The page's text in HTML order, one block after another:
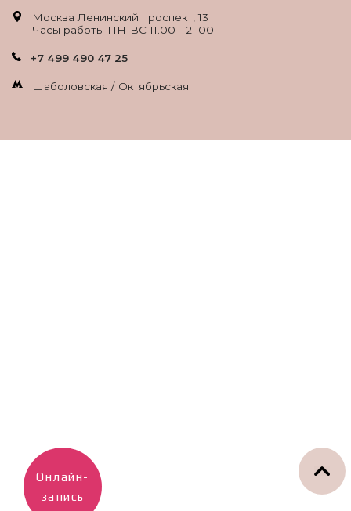
Москва Ленинский проспект, 13
Часы работы ПН-ВС 11.00 - 21.00
+7 499 490 47 25
Шаболовская / Октябрьская
Онлайн-
запись